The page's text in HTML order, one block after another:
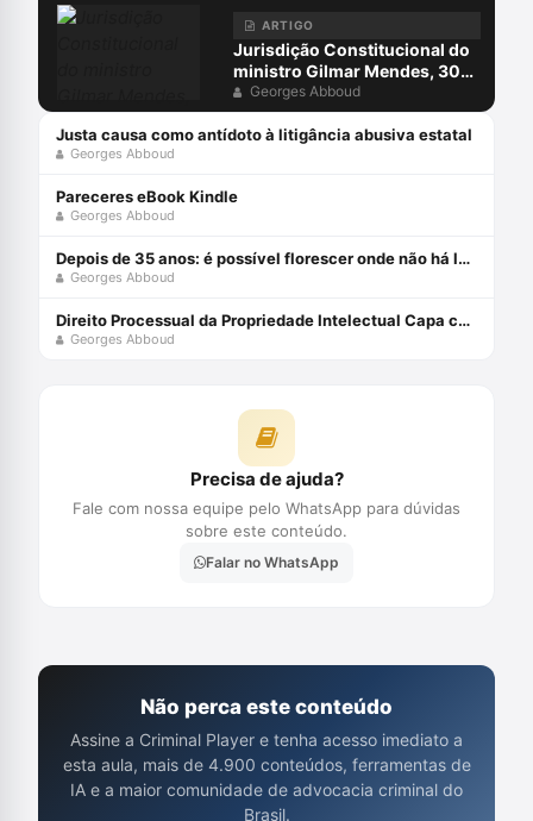
ARTIGO
Jurisdição Constitucional do
ministro Gilmar Mendes, 30
anos depois
Georges Abboud
Justa causa como antídoto à litigância abusiva estatal
Georges Abboud
Pareceres eBook Kindle
Georges Abboud
Depois de 35 anos: é possível florescer onde não há luz?
Georges Abboud
Direito Processual da Propriedade Intelectual Capa comum 1 maio 2023
Georges Abboud
Precisa de ajuda?
Fale com nossa equipe pelo WhatsApp para dúvidas
sobre este conteúdo.
Falar no WhatsApp
Não perca este conteúdo
Assine a Criminal Player e tenha acesso imediato a
esta aula, mais de 4.900 conteúdos, ferramentas de
IA e a maior comunidade de advocacia criminal do
Brasil.